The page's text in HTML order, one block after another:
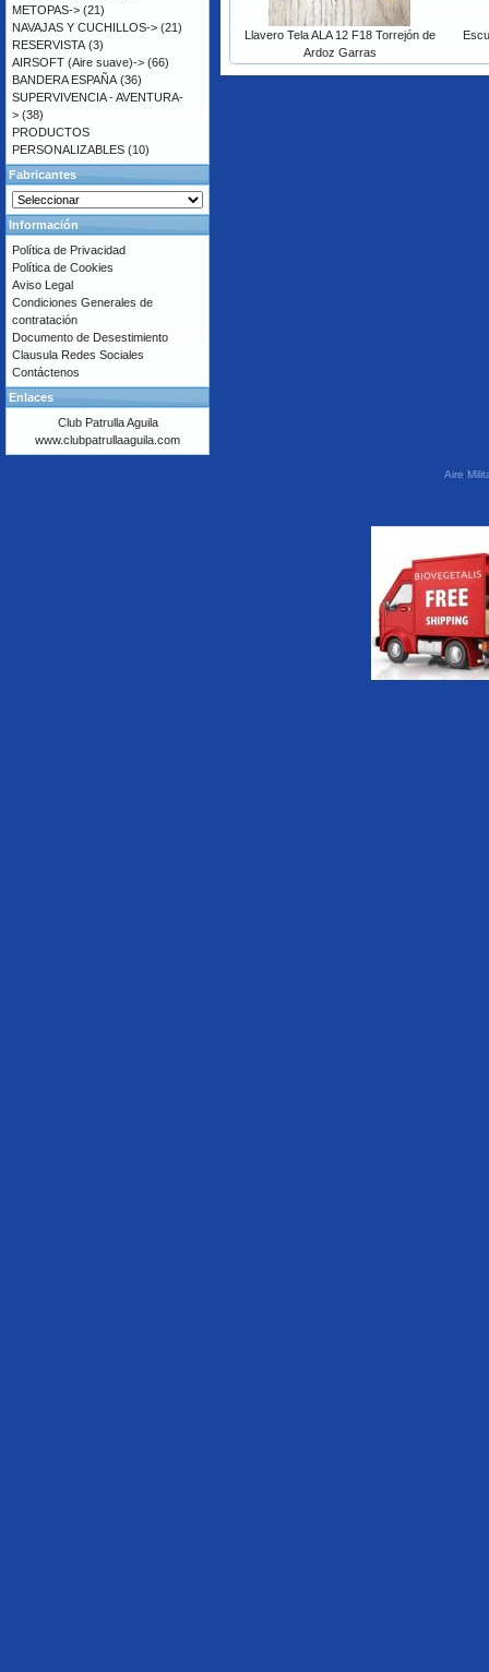
Llavero Tela ALA 12 F18 Torrejón de
Ardoz Garras
METOPAS-> (21)
NAVAJAS Y CUCHILLOS-> (21)
RESERVISTA (3)
AIRSOFT (Aire suave)-> (66)
BANDERA ESPAÑA (36)
SUPERVIVENCIA - AVENTURA-
> (38)
PRODUCTOS
PERSONALIZABLES (10)
Fabricantes
Información
Política de Privacidad
Política de Cookies
Aviso Legal
Condiciones Generales de
contratación
Documento de Desestimiento
Clausula Redes Sociales
Contáctenos
Enlaces
Club Patrulla Aguila
www.clubpatrullaaguila.com
Aire